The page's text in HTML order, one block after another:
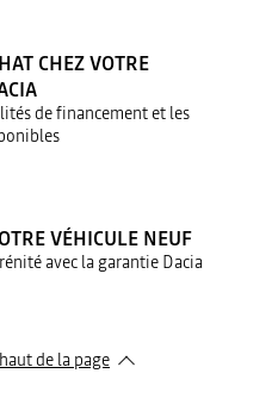
CHEZ VOTRE
de financement et les
VÉHICULE NEUF
avec la garantie Dacia
de la page